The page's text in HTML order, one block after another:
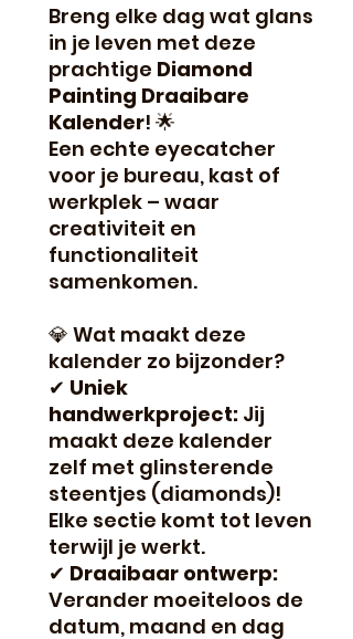
Breng elke dag wat glans
in je leven met deze
prachtige Diamond
Painting Draaibare
Kalender! 🌟
Een echte eyecatcher
voor je bureau, kast of
werkplek – waar
creativiteit en
functionaliteit
samenkomen.
💎 Wat maakt deze
kalender zo bijzonder?
✔ Uniek
handwerkproject: Jij
maakt deze kalender
zelf met glinsterende
steentjes (diamonds)!
Elke sectie komt tot leven
terwijl je werkt.
✔ Draaibaar ontwerp:
Verander moeiteloos de
datum, maand en dag